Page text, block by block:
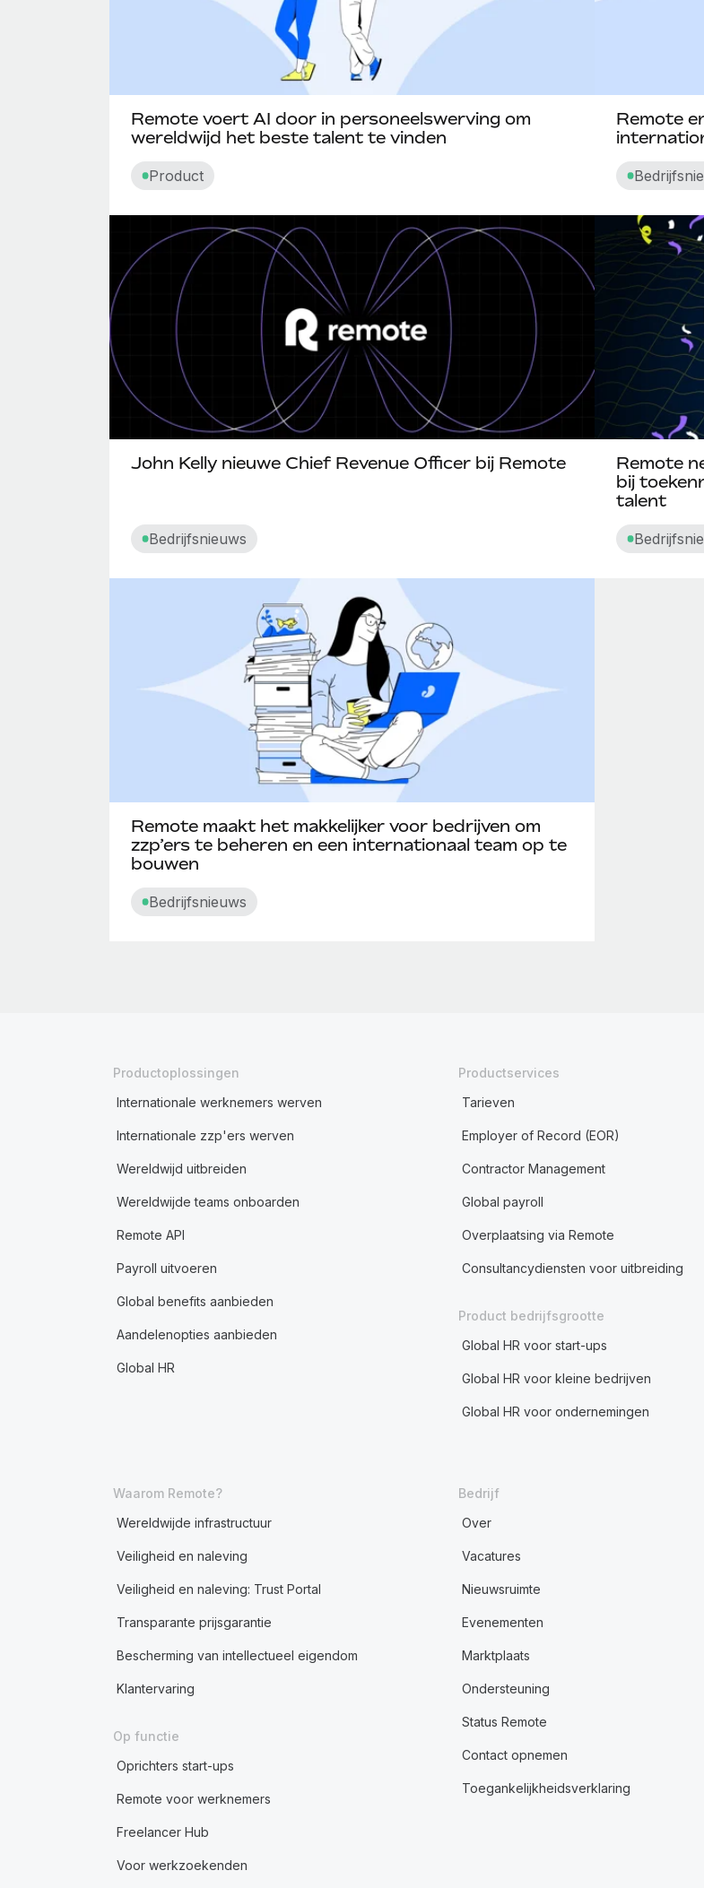
Remote voert AI door in personeelswerving om
wereldwijd het beste talent te vinden
Product
Remote
John Kelly nieuwe Chief Revenue Officer bij Remote
Bedrijfsnieuws
Remote
bij
talent
Remote maakt het makkelijker voor bedrijven om
zzp’ers te beheren en een internationaal team op te
bouwen
Bedrijfsnieuws
Productoplossingen
Internationale werknemers werven
Internationale zzp'ers werven
Wereldwijd uitbreiden
Wereldwijde teams onboarden
Remote API
Payroll uitvoeren
Global benefits aanbieden
Aandelenopties aanbieden
Global HR
Productservices
Tarieven
Employer of Record (EOR)
Contractor Management
Global payroll
Overplaatsing via Remote
Consultancydiensten voor uitbreiding
Product bedrijfsgrootte
Global HR voor start-ups
Global HR voor kleine bedrijven
Global HR voor ondernemingen
Waarom Remote?
Wereldwijde infrastructuur
Veiligheid en naleving
Veiligheid en naleving: Trust Portal
Transparante prijsgarantie
Bescherming van intellectueel eigendom
Klantervaring
Op functie
Oprichters start-ups
Remote voor werknemers
Freelancer Hub
Voor werkzoekenden
Bedrijf
Over
Vacatures
Nieuwsruimte
Evenementen
Marktplaats
Ondersteuning
Status Remote
Contact opnemen
Toegankelijkheidsverklaring